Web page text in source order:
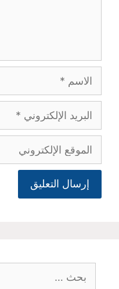
الاسم
البريد
الإلكتروني
الموقع
الإلكتروني
عن: